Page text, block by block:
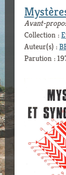
Avant-
Collection :
Auteur(s) :
Parution :